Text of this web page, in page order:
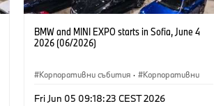
BMW and MINI EXPO starts in Sofia, June 4
2026 (06/2026)
Корпоративни събития · Корпоративни
Fri Jun 05 09:18:23 CEST 2026